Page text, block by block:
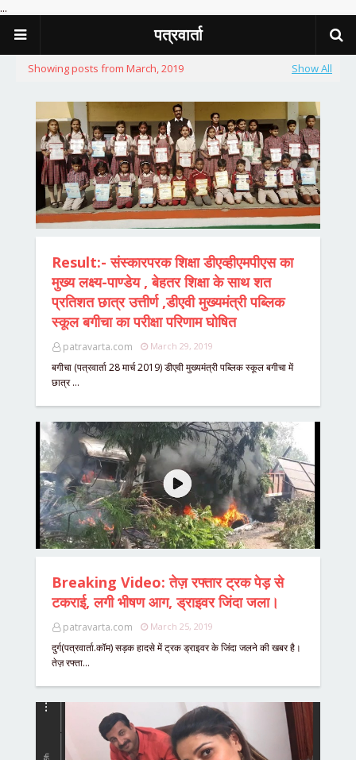
...
पत्रवार्ता
Showing posts from March, 2019 Show All
Result:- संस्कारपरक शिक्षा डीएव्हीएमपीएस का
मुख्य लक्ष्य-पाण्डेय , बेहतर शिक्षा के साथ शत
प्रतिशत छात्र उत्तीर्ण ,डीएवी मुख्यमंत्री पब्लिक
स्कूल बगीचा का परीक्षा परिणाम घोषित
patravarta.com March 29, 2019
बगीचा (पत्रवार्ता 28 मार्च 2019) डीएवी मुख्यमंत्री पब्लिक स्कूल बगीचा में
छात्र …
Breaking Video: तेज़ रफ्तार ट्रक पेड़ से
टकराई, लगी भीषण आग, ड्राइवर जिंदा जला।
patravarta.com March 25, 2019
दुर्ग(पत्रवार्ता.कॉम) सड़क हादसे में ट्रक ड्राइवर के जिंदा जलने की खबर है।
तेज़ रफ्ता…